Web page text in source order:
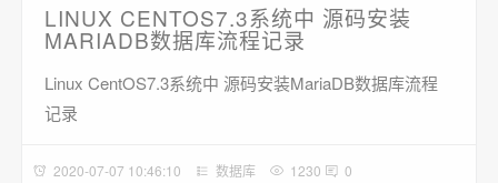
LINUX CENTOS7.3系统中 源码安装
MARIADB数据库流程记录
Linux CentOS7.3系统中 源码安装MariaDB数据库流程
记录
2020-07-07 10:46:10 数据库 1230 0